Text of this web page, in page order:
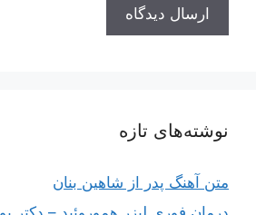
نوشته‌های تازه
متن آهنگ پدر از شاهین بنان